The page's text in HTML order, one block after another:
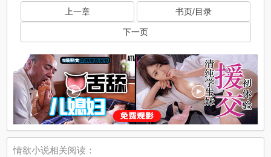
上一章 书页/目录
下一页
情欲小说相关阅读：